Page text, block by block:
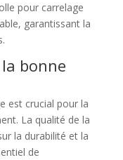
pour carrelage
garantissant la
bonne
est crucial pour la
La qualité de la
la durabilité et la
de